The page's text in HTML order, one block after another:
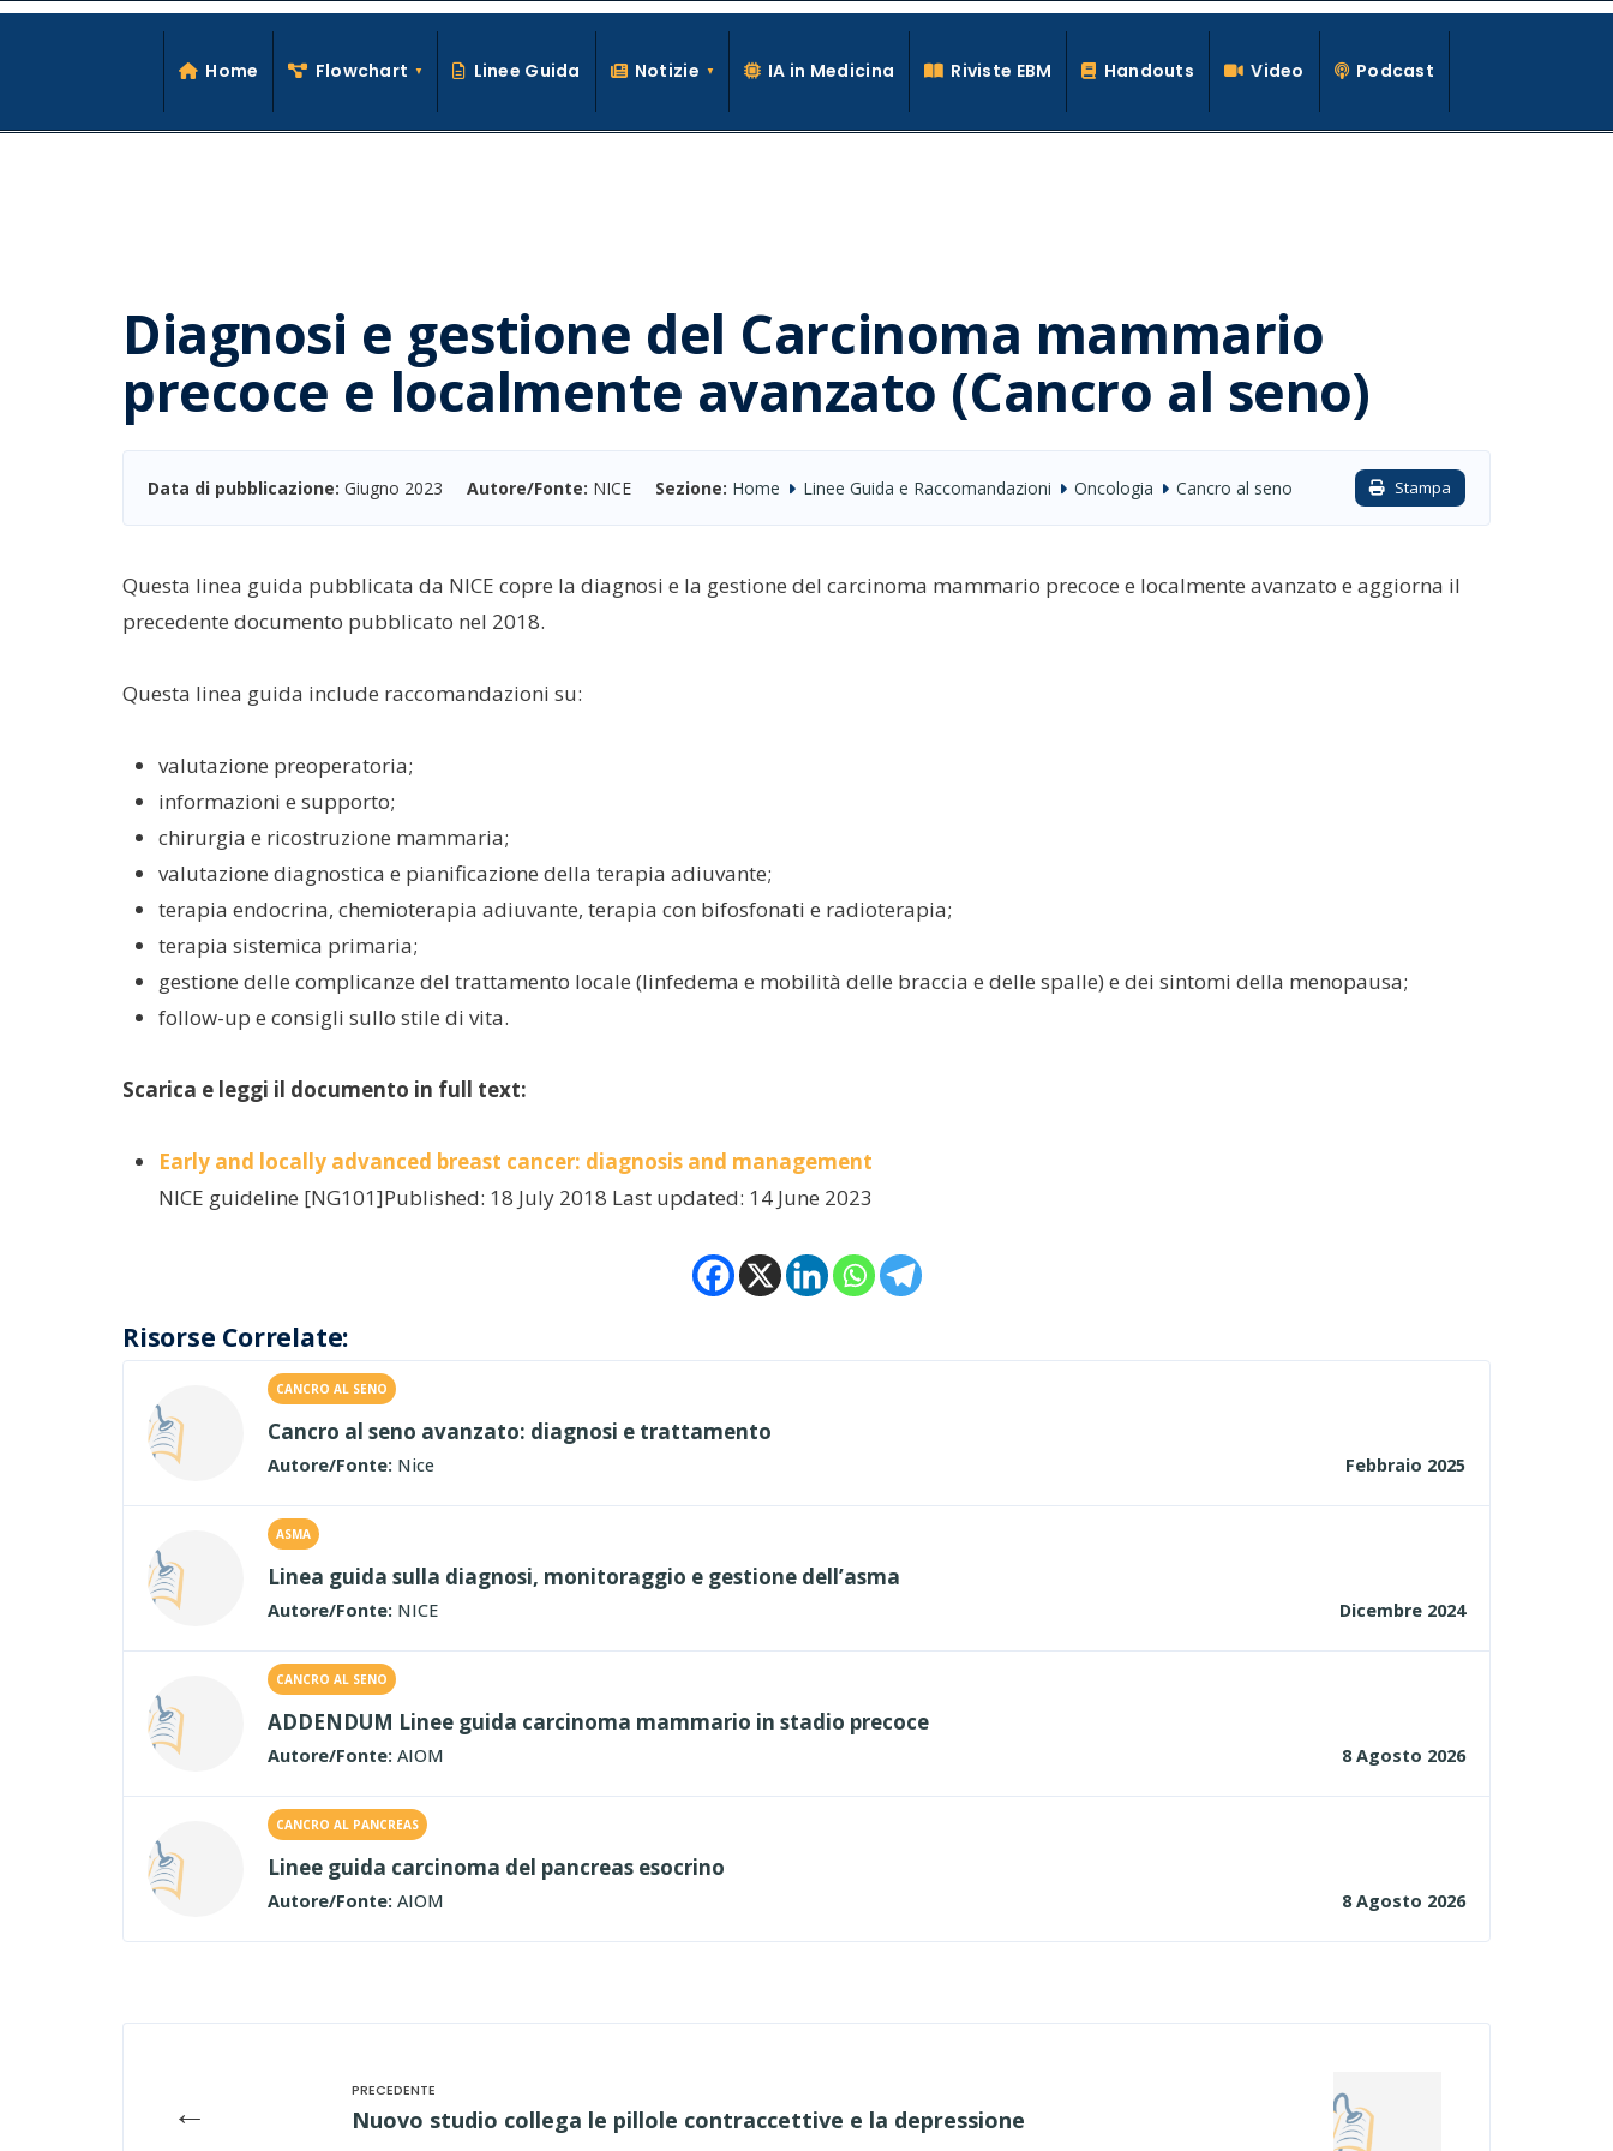
Skip
La conoscenza clinica per la pratica medica quotidiana
Home Flowchart Linee Guida Notizie IA in Medicina Riviste EBM Handouts Video Podcast
Diagnosi e gestione del Carcinoma mammario
precoce e localmente avanzato (Cancro al seno)
Data di pubblicazione: Giugno 2023 Autore/Fonte: NICE Sezione: Home Linee Guida e Raccomandazioni Oncologia Cancro al seno Stampa
Questa linea guida pubblicata da NICE copre la diagnosi e la gestione del carcinoma mammario precoce e localmente avanzato e aggiorna il
precedente documento pubblicato nel 2018.
Questa linea guida include raccomandazioni su:
valutazione preoperatoria;
informazioni e supporto;
chirurgia e ricostruzione mammaria;
valutazione diagnostica e pianificazione della terapia adiuvante;
terapia endocrina, chemioterapia adiuvante, terapia con bifosfonati e radioterapia;
terapia sistemica primaria;
gestione delle complicanze del trattamento locale (linfedema e mobilità delle braccia e delle spalle) e dei sintomi della menopausa;
follow-up e consigli sullo stile di vita.
Scarica e leggi il documento in full text:
Early and locally advanced breast cancer: diagnosis and management
NICE guideline [NG101]Published: 18 July 2018 Last updated: 14 June 2023
Risorse Correlate:
CANCRO AL SENO
Cancro al seno avanzato: diagnosi e trattamento
Autore/Fonte: Nice Febbraio 2025
ASMA
Linea guida sulla diagnosi, monitoraggio e gestione dell’asma
Autore/Fonte: NICE Dicembre 2024
CANCRO AL SENO
ADDENDUM Linee guida carcinoma mammario in stadio precoce
Autore/Fonte: AIOM 8 Agosto 2026
CANCRO AL PANCREAS
Linee guida carcinoma del pancreas esocrino
Autore/Fonte: AIOM 8 Agosto 2026
← Nuovo studio collega le pillole contraccettive e la depressione